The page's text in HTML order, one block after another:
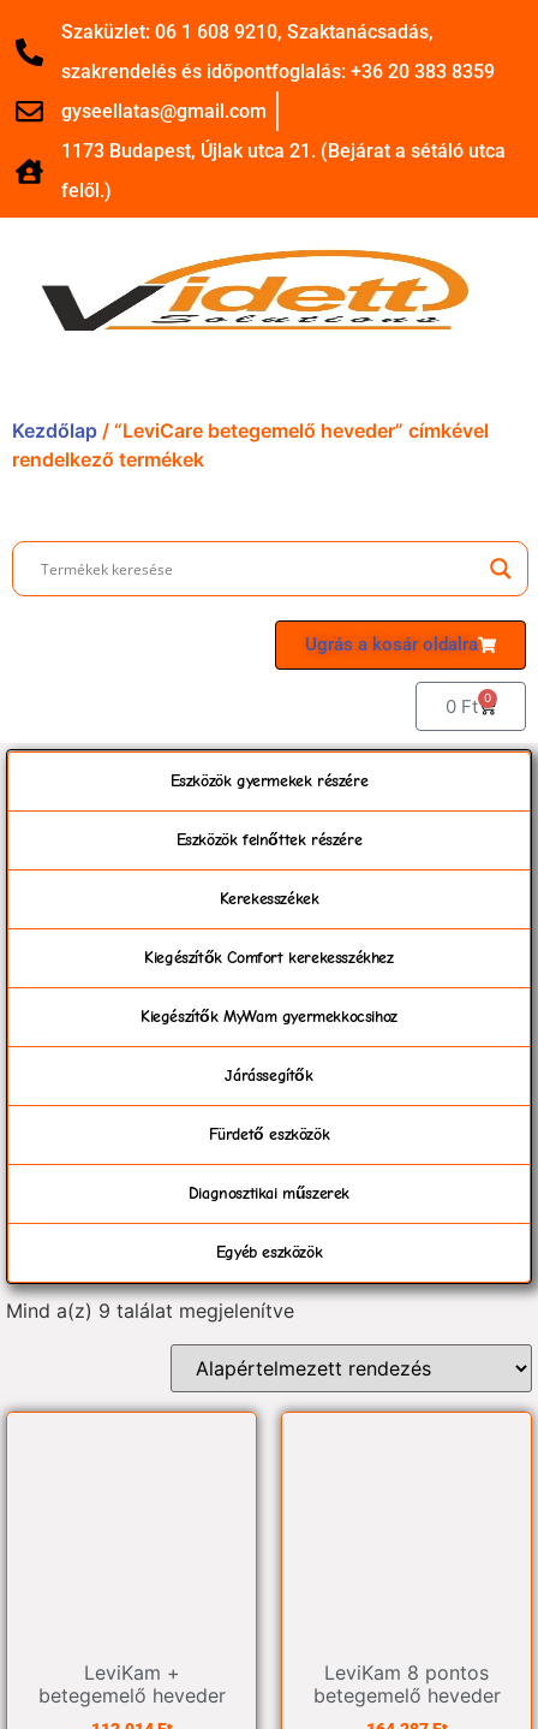
Szaküzlet: 06 1 608 9210, Szaktanácsadás,
szakrendelés és időpontfoglalás: +36 20 383 8359
gyseellatas@gmail.com
1173 Budapest, Újlak utca 21. (Bejárat a sétáló utca
felől.)
Kezdőlap / “LeviCare betegemelő heveder” címkével
rendelkező termékek
Ugrás a kosár oldalra
0 Ft 0
Eszközök gyermekek részére
Eszközök felnőttek részére
Kerekesszékek
Kiegészítők Comfort kerekesszékhez
Kiegészítők MyWam gyermekkocsihoz
Járássegítők
Fürdető eszközök
Diagnosztikai műszerek
Egyéb eszközök
Mind a(z) 9 találat megjelenítve
LeviKam +
betegemelő heveder
LeviKam 8 pontos
betegemelő heveder